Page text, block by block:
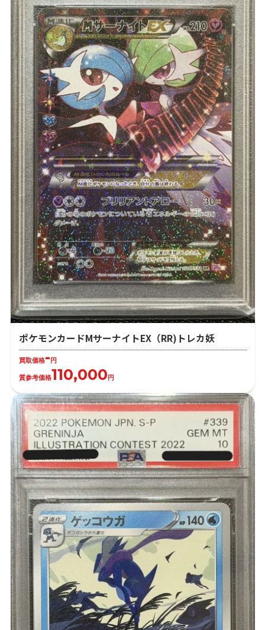
ポケモンカードMサーナイトEX（RR)トレカ妖
買取価格-円
質参考価格110,000円